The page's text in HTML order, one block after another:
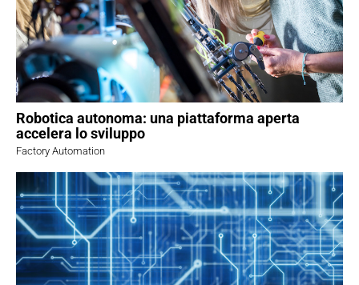
Robotica autonoma: una piattaforma aperta
accelera lo sviluppo
Factory Automation